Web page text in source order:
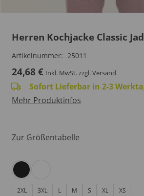
Herren Kochjacke Classic
Artikelnummer: 25011
24,68 € Inkl. MwSt.zzgl. Versand
Sofort Lieferbar in 2-3
Mehr Produktinfos
Zur Größentabelle
2XL 3XL L M S XL XS